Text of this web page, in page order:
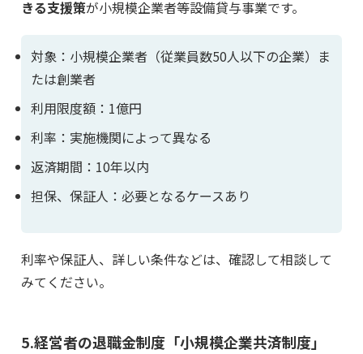
きる支援策が小規模企業者等設備貸与事業です。
対象：小規模企業者（従業員数50人以下の企業）ま
たは創業者
利用限度額：1億円
利率：実施機関によって異なる
返済期間：10年以内
担保、保証人：必要となるケースあり
利率や保証人、詳しい条件などは、確認して相談して
みてください。
5.経営者の退職金制度「小規模企業共済制度」